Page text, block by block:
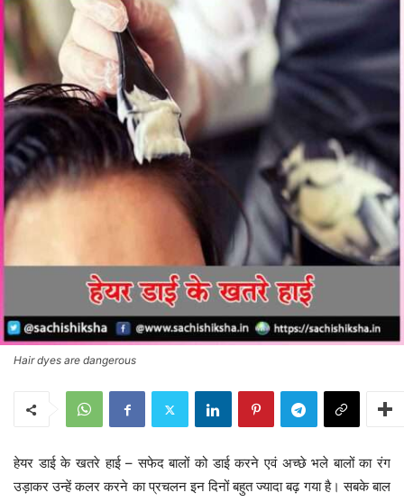
Hair dyes are dangerous
हेयर डाई के खतरे हाई – सफेद बालों को डाई करने एवं अच्छे भले बालों का रंग
उड़ाकर उन्हें कलर करने का प्रचलन इन दिनों बहुत ज्यादा बढ़ गया है। सबके बाल